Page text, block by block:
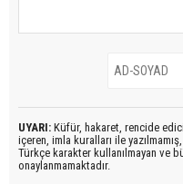
UYARI: Küfür, hakaret, rencide
içeren, imla kuralları ile yazılmamış,
Türkçe karakter kullanılmayan ve
onaylanmamaktadır.